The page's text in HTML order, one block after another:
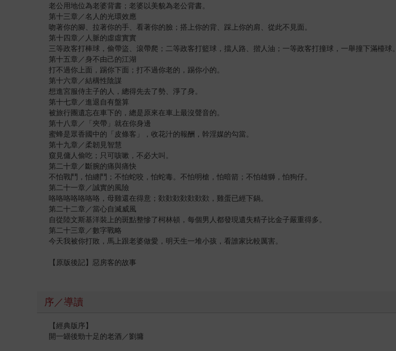
老公用地位為老婆背書；老婆以美貌為老公背書。
第十三章／名人的光環效應
吻著你的腳、拉著你的手、看著你的臉；搭上你的背、踩上你的肩、從此不見面。
第十四章／人脈的虛虛實實
三等政客打棒球，偷帶盜、滾帶爬；二等政客打籃球，擋人路、揩人油；一等政客打撞球，一舉撞下滿檯球。
第十五章／身不由己的江湖
打不過你上面，踢你下面；打不過你老的，踢你小的。
第十六章／結構性陰謀
想進宮服侍主子的人，總得先去了勢、淨了身。
第十七章／進退自有盤算
被旅行團遺忘在車下的，總是原來在車上最沒聲音的。
第十八章／「夾帶」就在你身邊
蜜蜂是眾香國中的「皮條客」，收花汁的報酬，幹淫媒的勾當。
第十九章／柔韌見智慧
窺見傭人偷吃；只可咳嗽，不必大叫。
第二十章／斷腕的痛與痛快
不怕戰鬥，怕纏鬥；不怕蛇咬，怕蛇毒。不怕明槍，怕暗箭；不怕雄獅，怕狗仔。
第二十一章／誠實的風險
咯咯咯咯咯咯咯，母雞還在得意；欻欻欻欻欻欻欻，雞蛋已經下鍋。
第二十二章／當心自滅威風
自從陸文斯基洋裝上的斑點整慘了柯林頓，每個男人都發現遺失精子比金子嚴重得多。
第二十三章／數字戰略
今天我被你打敗，馬上跟老婆做愛，明天生一堆小孩，看誰家比較厲害。
【原版後記】惡房客的故事
序／導讀
【經典版序】
開一罎後勁十足的老酒／劉墉